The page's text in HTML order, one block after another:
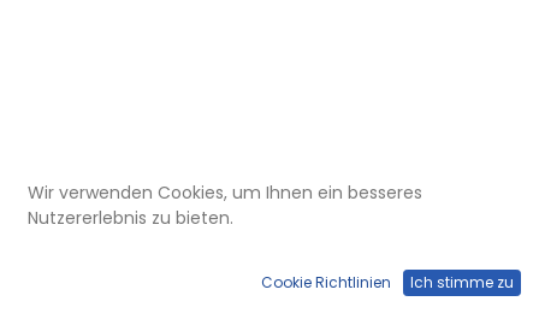
ELU 150 201
Winkel Kanten-Seitenprofil links
mit Auflagestreifen, lang
Wir verwenden Cookies, um Ihnen ein besseres
Nutzererlebnis zu bieten.
Cookie Richtlinien Ich stimme zu